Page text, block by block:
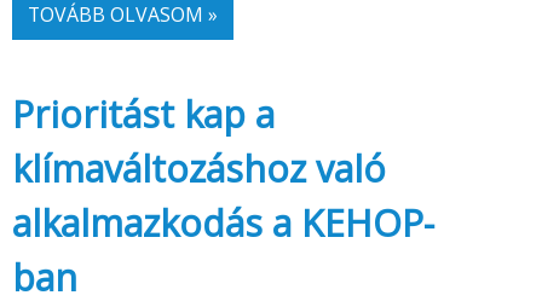
TOVÁBB OLVASOM »
Prioritást kap a
klímaváltozáshoz való
alkalmazkodás a KEHOP-
ban